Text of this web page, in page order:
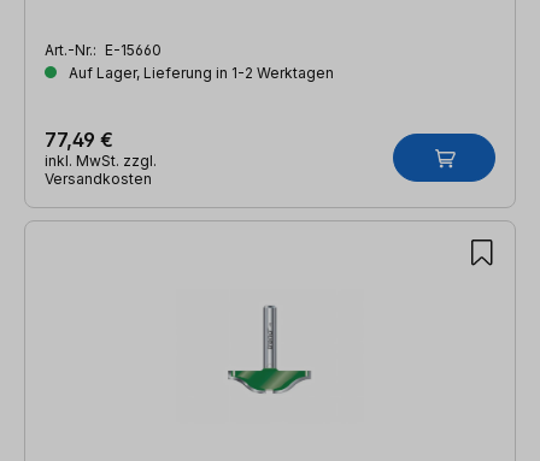
Art.-Nr.: E-15660
Auf Lager, Lieferung in 1-2 Werktagen
77,49 €
inkl. MwSt. zzgl.
Versandkosten